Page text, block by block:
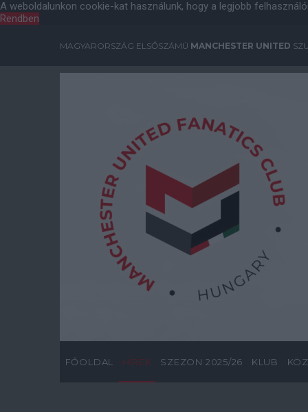
A weboldalunkon cookie-kat használunk, hogy a legjobb
Rendben
MAGYARORSZÁG ELSŐSZÁMÚ MANCHESTER UNITED
FŐOLDAL HÍREK SZEZON 2025/26 KLUB